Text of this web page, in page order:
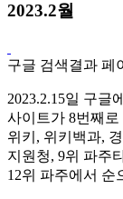
2023.2월
구글 검색결과 페
2023.2.15일 구글
사이트가 8번째
위키, 위키백과,
지원청, 9위 파주
12위 파주에서 순